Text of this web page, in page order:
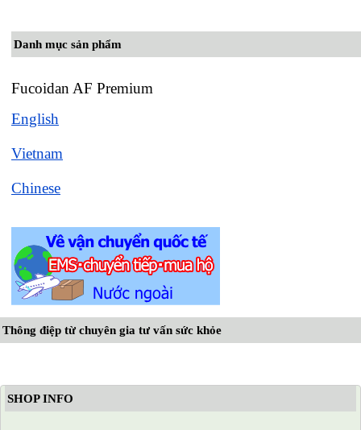
Danh mục sản phẩm
Fucoidan AF Premium
English
Vietnam
Chinese
Thông điệp từ chuyên gia tư vấn sức khỏe
SHOP INFO